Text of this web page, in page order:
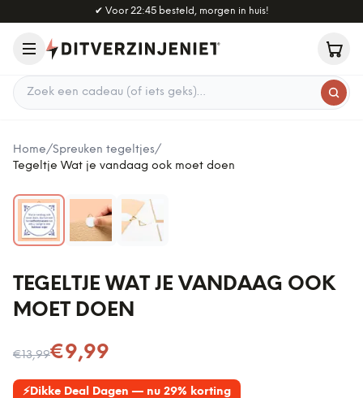
Naar hoofdinhoud
✔ Voor 22:45 besteld, morgen in huis!
Zoek een cadeau
Home/Spreuken tegeltjes/
Tegeltje Wat je vandaag ook moet doen
TEGELTJE WAT JE VANDAAG OOK
MOET DOEN
€13,99
Nu voor
€9,99
⚡Dikke Deal Dagen — nu 29% korting